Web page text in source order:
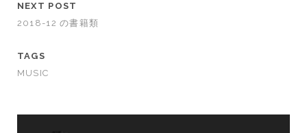
NEXT POST
2018-12 の書籍類
TAGS
MUSIC